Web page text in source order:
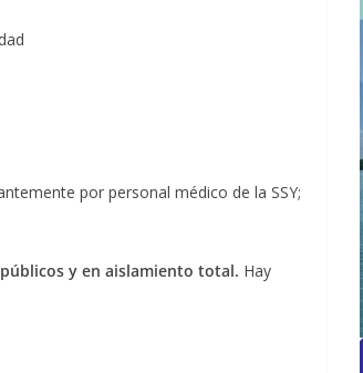
por personal médico de la SSY;
y en aislamiento total. Hay